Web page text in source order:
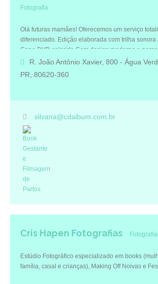
Fotografia
Olá futuras mamães! Oferecemos um serviço
diferenciado. Edição elaborada com trilha sonora
Capa DVD colorida Com design moderno e
detalhes.
R. João Antônio Xavier, 800 - Água
PR, 80620-360
silvana@cdalbum.com.br
Cris Hapen Fotografias Fotografia
Estúdio Fotográfico especializado em books
família, casal e crianças), Making Off Noivas e